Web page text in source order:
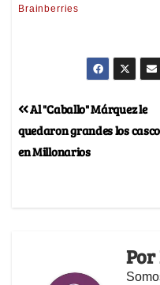
Al "Caballo" Márquez le
quedaron grandes los
en Millonarios
Por